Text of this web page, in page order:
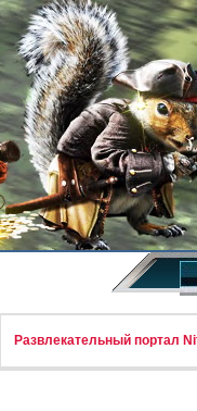
Развлекательный портал